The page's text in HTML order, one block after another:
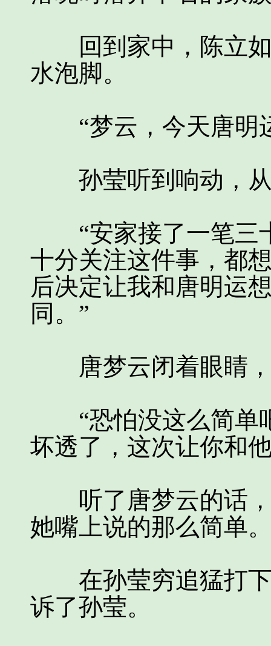
回到家中，陈立如
水泡脚。
“梦云，今天唐明
孙莹听到响动，从
“安家接了一笔三
十分关注这件事，都
后决定让我和唐明运
同。”
唐梦云闭着眼睛，
“恐怕没这么简单
坏透了，这次让你和
听了唐梦云的话，
她嘴上说的那么简单
在孙莹穷追猛打下
诉了孙莹。